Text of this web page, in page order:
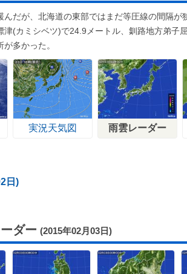
んだが、北海道の東部ではまだ等圧線の間隔
津(カミシベツ)で24.9メートル、釧路地方弟子
多かった。
実況天気図 雨雲レーダー
日)
ダー (2015年02月03日)